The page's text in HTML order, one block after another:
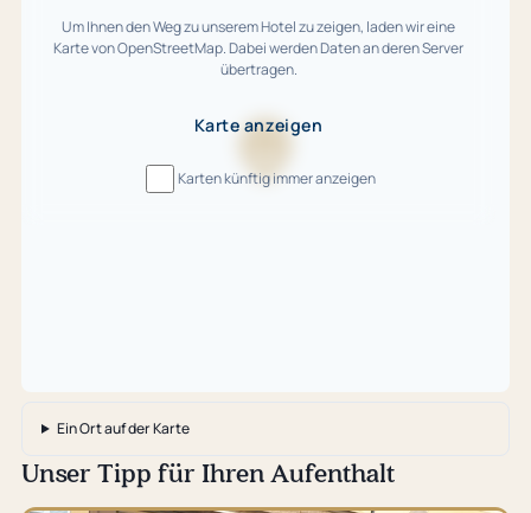
Um Ihnen den Weg zu unserem Hotel zu zeigen, laden wir eine
Karte von OpenStreetMap. Dabei werden Daten an deren Server
übertragen.
Karte anzeigen
Karten künftig immer anzeigen
wird
Ein Ort auf der Karte
Unser Tipp für Ihren Aufenthalt